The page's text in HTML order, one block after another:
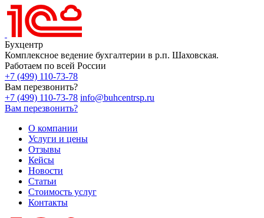
Бухцентр
Комплексное ведение бухгалтерии в р.п. Шаховская.
Работаем по всей России
+7 (499) 110-73-78
Вам перезвонить?
+7 (499) 110-73-78 info@buhcentrsp.ru
Вам перезвонить?
О компании
Услуги и цены
Отзывы
Кейсы
Новости
Статьи
Стоимость услуг
Контакты